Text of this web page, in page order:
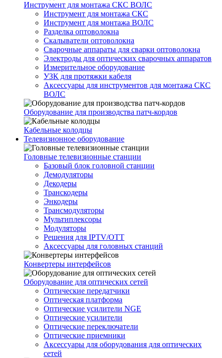
Инструмент для монтажа СКС ВОЛС
Инструмент для монтажа СКС
Инструмент для монтажа ВОЛС
Разделка оптоволокна
Скалыватели оптоволокна
Сварочные аппараты для сварки оптоволокна
Электроды для оптических сварочных аппаратов
Измерительное оборудование
УЗК для протяжки кабеля
Аксессуары для инструментов для монтажа СКС
ВОЛС
Оборудование для производства патч-кордов
Кабельные колодцы
Телевизионное оборудование
Головные телевизионные станции
Базовый блок головной станции
Демодуляторы
Декодеры
Транскодеры
Энкодеры
Трансмодуляторы
Мультиплексоры
Модуляторы
Решения для IPTV/OTT
Аксессуары для головных станций
Конвертеры интерфейсов
Оборудование для оптических сетей
Оптические передатчики
Оптическая платформа
Оптические усилители NGE
Оптические усилители
Оптические переключатели
Оптические приемники
Аксессуары для оборудования для оптических
сетей